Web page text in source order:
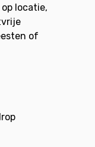
locatie,
of